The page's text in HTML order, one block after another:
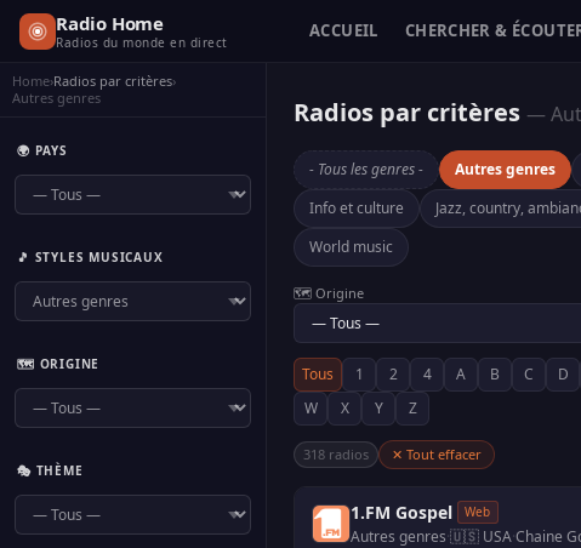
Radio Home
Radios du monde en direct
ACCUEIL CHERCHER &
Home›Radios par critères›
Autres genres
🌍 PAYS
🎵 STYLES MUSICAUX
🗺️ ORIGINE
🎭 THÈME
Radios par critères —
- Tous les genres - Autres genres
Info et culture
Jazz, country,
World music
🗺️ Origine
Tous 1 2 4 A B C D
W
X Y Z
318 radios ✕ Tout effacer
1.FM Gospel Web
Autres genres·🇺🇸 USA·Chaine